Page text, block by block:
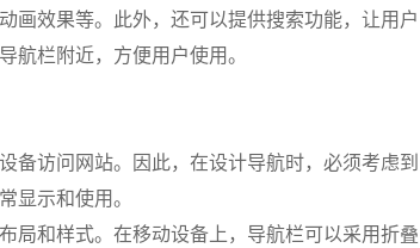
画效果等。此外，还可以提供搜索功能，让用户
栏附近，方便用户使用。
备访问网站。因此，在设计导航时，必须考虑到
显示和使用。
局和样式。在移动设备上，导航栏可以采用折叠